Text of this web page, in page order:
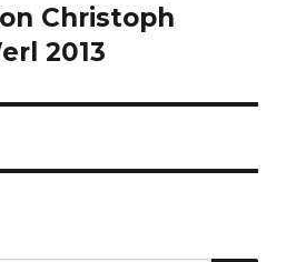
Christoph
2013